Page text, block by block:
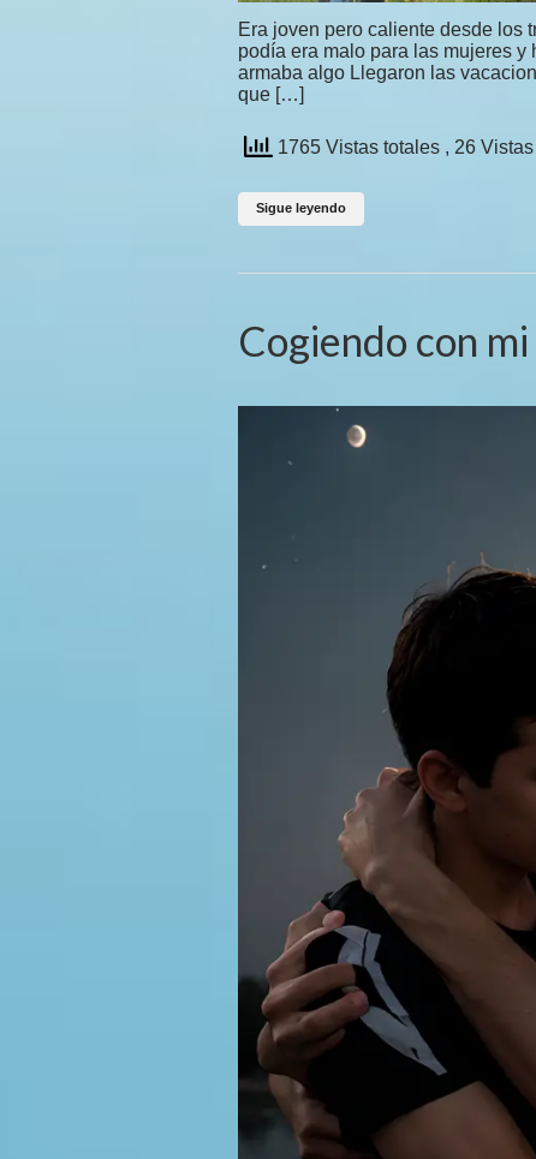
Era joven pero caliente desde los
podía era malo para las mujeres
armaba algo Llegaron las
que […]
1765 Vistas totales , 26
Sigue leyendo
Cogiendo con